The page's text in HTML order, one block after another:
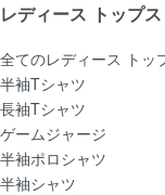
レディース トップス
全てのレディース トッ
半袖Tシャツ
長袖Tシャツ
ゲームジャージ
半袖ポロシャツ
半袖シャツ